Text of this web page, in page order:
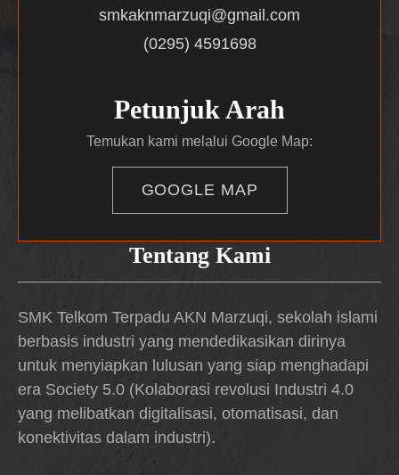
Tentang Kami
SMK Telkom Terpadu AKN Marzuqi, sekolah islami
berbasis industri yang mendedikasikan dirinya
untuk menyiapkan lulusan yang siap menghadapi
era Society 5.0 (Kolaborasi revolusi Industri 4.0
yang melibatkan digitalisasi, otomatisasi, dan
konektivitas dalam industri).
smkaknmarzuqi@gmail.com
(0295) 4591698
Petunjuk Arah
Temukan kami melalui Google Map:
GOOGLE MAP